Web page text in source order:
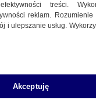
treści.
reklam.
i ulepszanie usług.
Akceptuję